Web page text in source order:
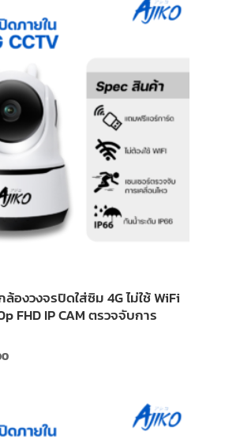
องวงจรปิดใส่ซิม 4G ไม่ใช้ WiFi
FHD IP CAM ตรวจจับการ
Current